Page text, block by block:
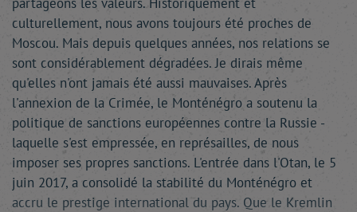
culturellement, nous avons toujours été proches de
Moscou. Mais depuis quelques années, nos relations se
sont considérablement dégradées. Je dirais même
qu'elles n'ont jamais été aussi mauvaises. Après
l'annexion de la Crimée, le Monténégro a soutenu la
politique de sanctions européennes contre la Russie -
laquelle s'est empressée, en représailles, de nous
imposer ses propres sanctions. L'entrée dans l'Otan, le 5
juin 2017, a consolidé la stabilité du Monténégro et
accru le prestige international du pays. Que le Kremlin